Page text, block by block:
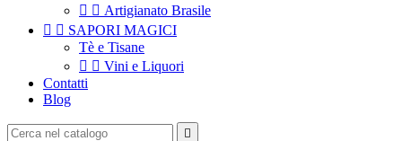
  Artigianato Brasile
  SAPORI MAGICI
Tè e Tisane
  Vini e Liquori
Contatti
Blog
